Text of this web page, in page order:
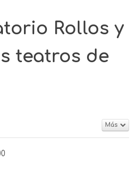
Rollos y
teatros de
Más